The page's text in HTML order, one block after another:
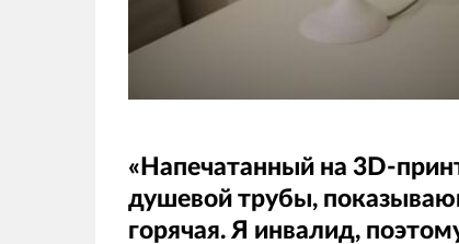
«Напечатанный на 3D-
душевой трубы,
горячая. Я инвалид,